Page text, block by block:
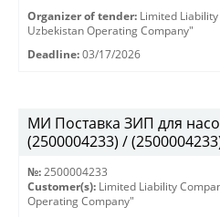
Organizer of tender: Limited Liability
Uzbekistan Operating Company"
Deadline: 03/17/2026
МИ Поставка ЗИП для
(2500004233) /
№: 2500004233
Customer(s): Limited Liability
Operating Company"